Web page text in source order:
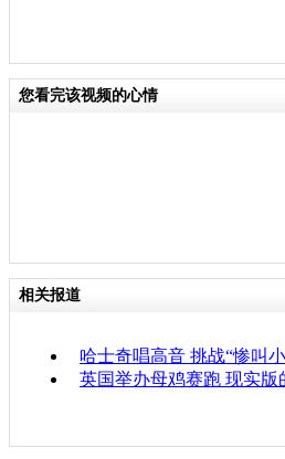
您看完该视频的心情
相关报道
哈士奇唱高音 挑战“惨叫
英国举办母鸡赛跑 现实版